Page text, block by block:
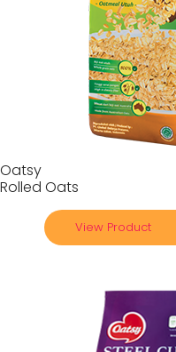
Oatsy
Rolled Oats
View Product